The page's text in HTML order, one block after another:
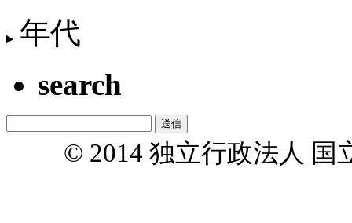
年代
search
© 2014 独立行政法人 国